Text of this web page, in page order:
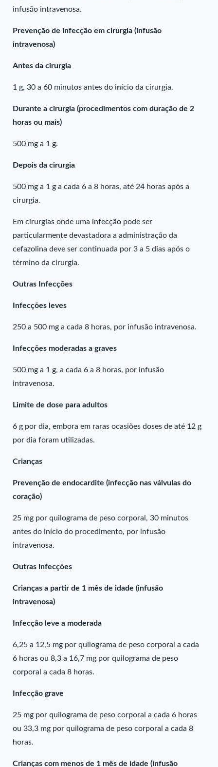
infusão intravenosa.
Prevenção de infecção em cirurgia (infusão
intravenosa)
Antes da cirurgia
1 g, 30 a 60 minutos antes do início da cirurgia.
Durante a cirurgia (procedimentos com duração de 2
horas ou mais)
500 mg a 1 g.
Depois da cirurgia
500 mg a 1 g a cada 6 a 8 horas, até 24 horas após a
cirurgia.
Em cirurgias onde uma infecção pode ser
particularmente devastadora a administração da
cefazolina deve ser continuada por 3 a 5 dias após o
término da cirurgia.
Outras Infecções
Infecções leves
250 a 500 mg a cada 8 horas, por infusão intravenosa.
Infecções moderadas a graves
500 mg a 1 g, a cada 6 a 8 horas, por infusão
intravenosa.
Limite de dose para adultos
6 g por dia, embora em raras ocasiões doses de até 12 g
por dia foram utilizadas.
Crianças
Prevenção de endocardite (infecção nas válvulas do
coração)
25 mg por quilograma de peso corporal, 30 minutos
antes do início do procedimento, por infusão
intravenosa.
Outras infecções
Crianças a partir de 1 mês de idade (infusão
intravenosa)
Infecção leve a moderada
6,25 a 12,5 mg por quilograma de peso corporal a cada
6 horas ou 8,3 a 16,7 mg por quilograma de peso
corporal a cada 8 horas.
Infecção grave
25 mg por quilograma de peso corporal a cada 6 horas
ou 33,3 mg por quilograma de peso corporal a cada 8
horas.
Crianças com menos de 1 mês de idade (infusão